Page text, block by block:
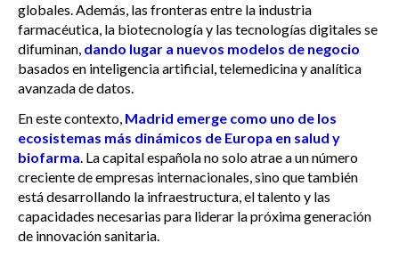
globales. Además, las fronteras entre la industria
farmacéutica, la biotecnología y las tecnologías digitales se
difuminan, dando lugar a nuevos modelos de negocio
basados en inteligencia artificial, telemedicina y analítica
avanzada de datos.
En este contexto, Madrid emerge como uno de los
ecosistemas más dinámicos de Europa en salud y
biofarma. La capital española no solo atrae a un número
creciente de empresas internacionales, sino que también
está desarrollando la infraestructura, el talento y las
capacidades necesarias para liderar la próxima generación
de innovación sanitaria.